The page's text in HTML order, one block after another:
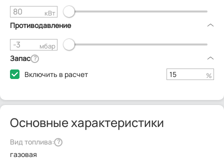
кВт
Противодавление
мбар
Запас ?
Включить в расчет %
Основные характеристики
Вид топлива: ?
газовая